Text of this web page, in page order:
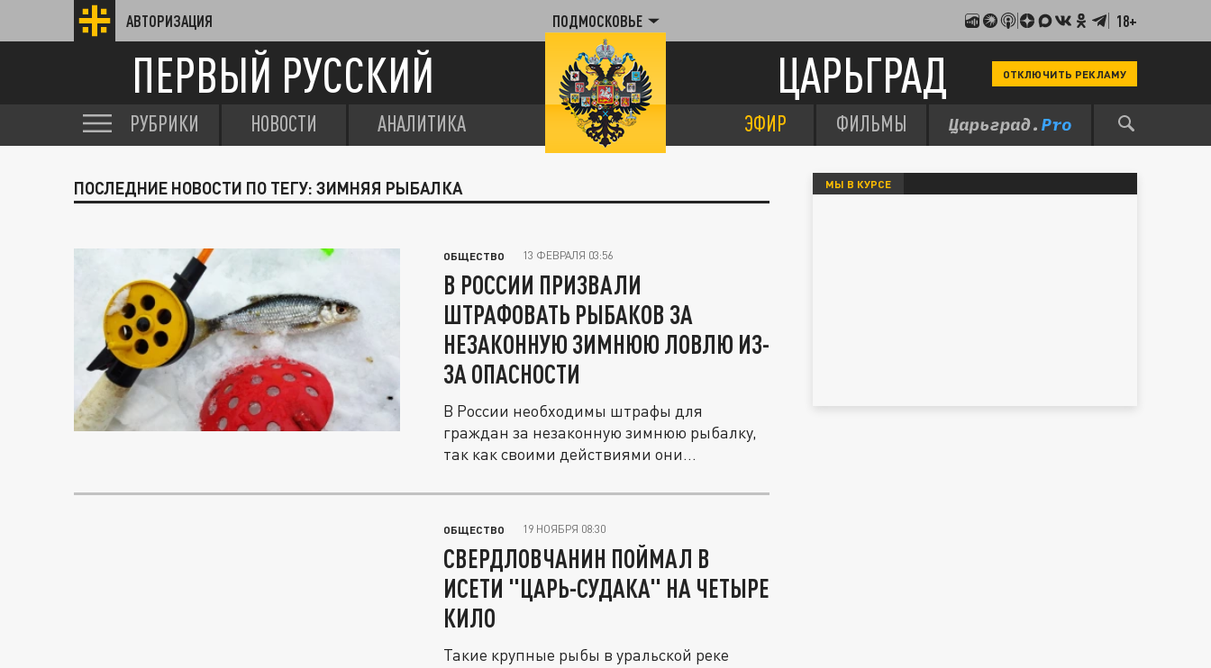
АВТОРИЗАЦИЯ ПОДМОСКОВЬЕ 18+
ПЕРВЫЙ РУССКИЙ ЦАРЬГРАД ОТКЛЮЧИТЬ РЕКЛАМУ
РУБРИКИ НОВОСТИ АНАЛИТИКА ЭФИР ФИЛЬМЫ
ПОСЛЕДНИЕ НОВОСТИ ПО ТЕГУ: ЗИМНЯЯ РЫБАЛКА
ОБЩЕСТВО 13 ФЕВРАЛЯ 03:56
В РОССИИ ПРИЗВАЛИ
ШТРАФОВАТЬ РЫБАКОВ ЗА
НЕЗАКОННУЮ ЗИМНЮЮ ЛОВЛЮ ИЗ-
ЗА ОПАСНОСТИ
В России необходимы штрафы для
граждан за незаконную зимнюю рыбалку,
так как своими действиями они
ОБЩЕСТВО 19 НОЯБРЯ 08:30
СВЕРДЛОВЧАНИН ПОЙМАЛ В
ИСЕТИ "ЦАРЬ-СУДАКА" НА ЧЕТЫРЕ
КИЛО
Такие крупные рыбы в уральской реке
МЫ В КУРСЕ